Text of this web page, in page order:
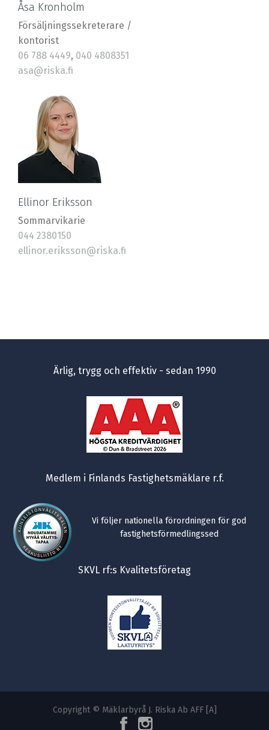
Åsa Kronholm
Försäljningssekreterare /
kontorist
06 788 4449, 040 4808351
asa@riska.fi
Ellinor Eriksson
Sommarvikarie
044 2380150
ellinor.eriksson@riska.fi
Ärlig, trygg och effektiv - sedan 1990
Medlem i Finlands Fastighetsmäklare r.f.
Vi följer nationella förordningen för god
fastighetsförmedlingssed
SKVL rf:s Kvalitetsföretag
Copyright © Mäklarbyrå J. Riska Ab AFF [A]